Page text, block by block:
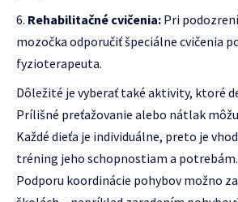
Rehabilitačné cvičenia: Pri
mozočka odporučiť špeciálne cvičenia
fyzioterapeuta.
Dôležité je vyberať také aktivity, ktoré
Prílišné preťažovanie alebo nátlak
Každé dieťa je individuálne, preto je
tréning jeho schopnostiam a potrebám.
Podporu koordinácie pohybov možno